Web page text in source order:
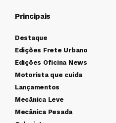
Principais
Destaque
Edições Frete Urbano
Edições Oficina News
Motorista que cuida
Lançamentos
Mecânica Leve
Mecânica Pesada